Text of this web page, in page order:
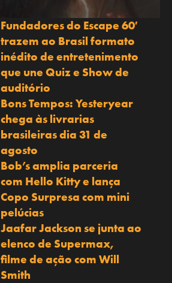
Fundadores do Escape 60′
trazem ao Brasil formato
inédito de entretenimento
que une Quiz e Show de
auditório
Bons Tempos: Yesteryear
chega às livrarias
brasileiras dia 31 de
agosto
Bob’s amplia parceria
com Hello Kitty e lança
Copo Surpresa com mini
pelúcias
Jaafar Jackson se junta ao
elenco de Supermax,
filme de ação com Will
Smith